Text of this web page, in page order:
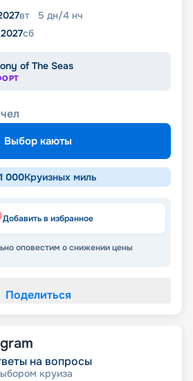
вт 5 дн/4 нч
сб
of The Seas
Выбор каюты
000Круизных миль
Добавить в избранное
оповестим о снижении цены
Поделиться
на вопросы
круиза